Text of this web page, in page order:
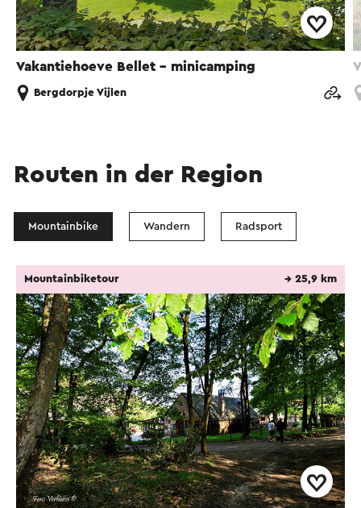
Vakantiehoeve Bellet - minicamping
Bergdorpje Vijlen
Routen in der Region
Mountainbike Wandern Radsport
Mountainbiketour → 25,9 km